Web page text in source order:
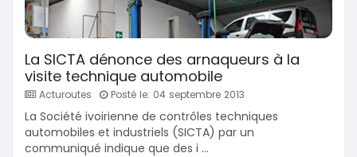
La SICTA dénonce des arnaqueurs à la
visite technique automobile
Acturoutes Posté le: 04 septembre 2013
La Société ivoirienne de contrôles techniques
automobiles et industriels (SICTA) par un
communiqué indique que des i ...